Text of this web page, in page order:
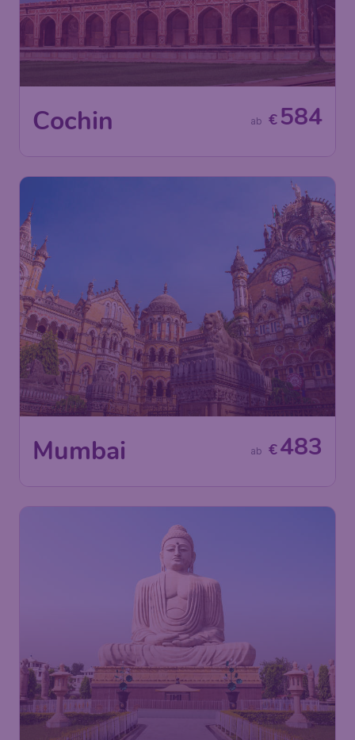
Cochin € 584
ab
Mumbai €483
ab